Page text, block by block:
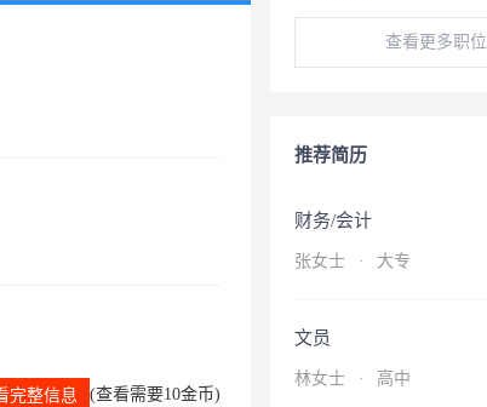
完整信息 (查看需要10金币)
查看更多职位
推荐简历
财务/会计
张女士 · 大专
文员
林女士 · 高中